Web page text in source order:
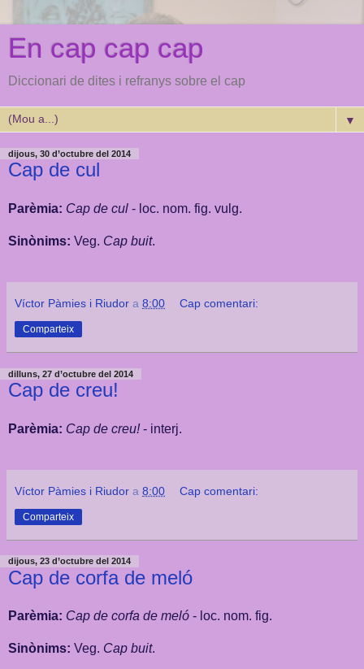
En cap cap cap
Diccionari de dites i refranys sobre el cap
▼
dijous, 30 d’octubre del 2014
Cap de cul
Parèmia: Cap de cul - loc. nom. fig. vulg.
Sinònims: Veg. Cap buit.
Víctor Pàmies i Riudor a 8:00 Cap comentari:
Comparteix
dilluns, 27 d’octubre del 2014
Cap de creu!
Parèmia: Cap de creu!- interj.
Víctor Pàmies i Riudor a 8:00 Cap comentari:
Comparteix
dijous, 23 d’octubre del 2014
Cap de corfa de meló
Parèmia: Cap de corfa de meló - loc. nom. fig.
Sinònims: Veg. Cap buit.